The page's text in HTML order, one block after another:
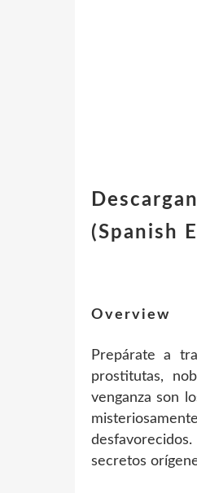
(Spanish
Overview
Prepárate a
prostitutas,
venganza son
secretos